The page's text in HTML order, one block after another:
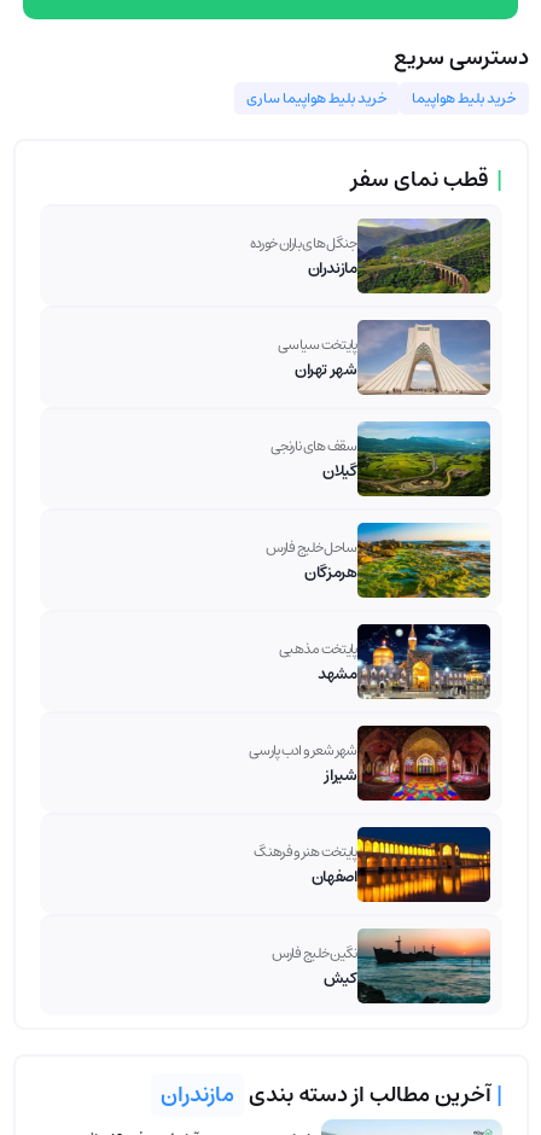
دسترسی سریع
خرید بلیط هواپیما خرید بلیط هواپیما ساری
| قطب نمای سفر
جنگل های باران خورده
مازندران
پایتخت سیاسی
شهر تهران
سقف های نارنجی
گیلان
ساحل خلیج فارس
هرمزگان
پایتخت مذهبی
مشهد
شهر شعر و ادب پارسی
شیراز
پایتخت هنر و فرهنگ
اصفهان
نگین خلیج فارس
کیش
|آخرین مطالب از دسته بندی مازندران